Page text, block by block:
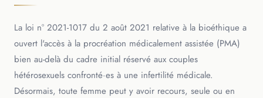
La loi n° 2021-1017 du 2 août 2021 relative à la bioéthique a
ouvert l'accès à la procréation médicalement assistée (PMA)
bien au-delà du cadre initial réservé aux couples
hétérosexuels confronté·es à une infertilité médicale.
Désormais, toute femme peut y avoir recours, seule ou en